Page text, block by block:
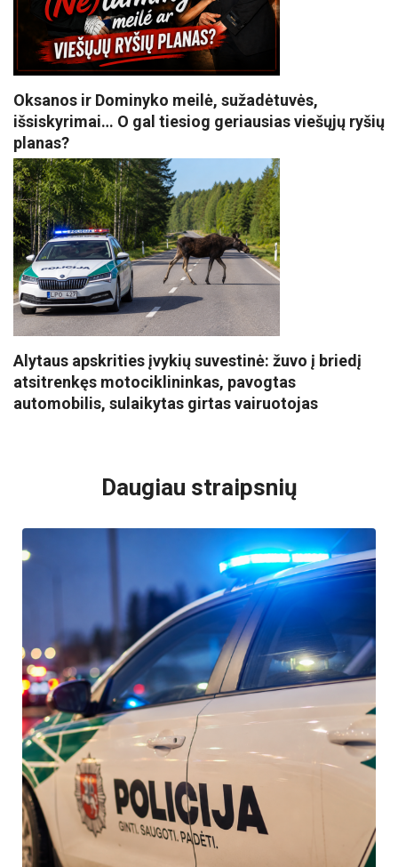
Oksanos ir Dominyko meilė, sužadėtuvės,
išsiskyrimai… O gal tiesiog geriausias viešųjų ryšių
planas?
Alytaus apskrities įvykių suvestinė: žuvo į briedį
atsitrenkęs motociklininkas, pavogtas
automobilis, sulaikytas girtas vairuotojas
Daugiau straipsnių